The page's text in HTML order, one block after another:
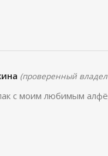
(проверенный
с моим любимым